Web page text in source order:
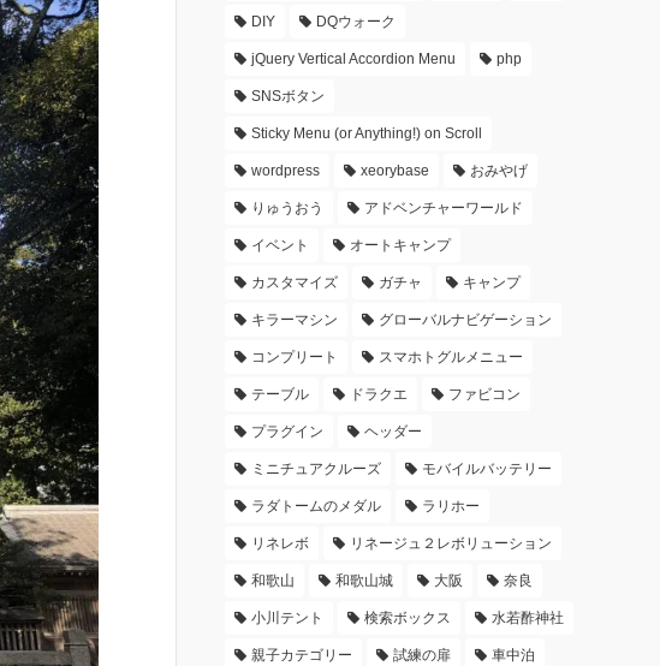
DIY DQウォーク
jQuery Vertical Accordion Menu php
SNSボタン
Sticky Menu (or Anything!) on Scroll
wordpress xeorybase おみやげ
りゅうおう アドベンチャーワールド
イベント オートキャンプ
カスタマイズ ガチャ キャンプ
キラーマシン グローバルナビゲーション
コンプリート スマホトグルメニュー
テーブル ドラクエ ファビコン
プラグイン ヘッダー
ミニチュアクルーズ モバイルバッテリー
ラダトームのメダル ラリホー
リネレボ リネージュ２レボリューション
和歌山 和歌山城 大阪 奈良
小川テント 検索ボックス 水若酢神社
親子カテゴリー 試練の扉 車中泊